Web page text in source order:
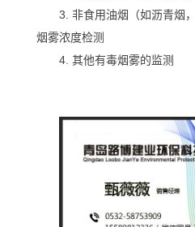
3. 非食用油烟（如沥青烟
烟雾浓度检测
4. 其他有毒烟雾的监测